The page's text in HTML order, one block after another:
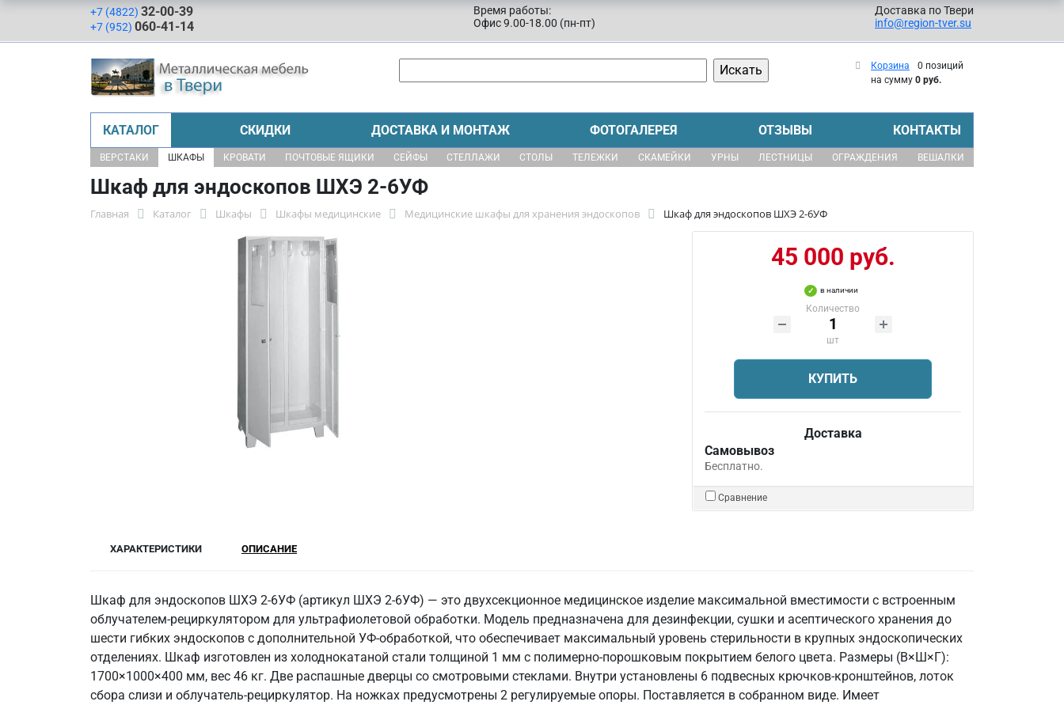
+7 (4822) 32-00-39
+7 (952) 060-41-14
Время работы:
Офис 9.00-18.00 (пн-пт)
Доставка по Твери
info@region-tver.su
Корзина
0 позиций
на сумму 0 руб.
КАТАЛОГ СКИДКИ ДОСТАВКА И МОНТАЖ ФОТОГАЛЕРЕЯ ОТЗЫВЫ КОНТАКТЫ
ВЕРСТАКИ ШКАФЫ КРОВАТИ ПОЧТОВЫЕ ЯЩИКИ СЕЙФЫ СТЕЛЛАЖИ СТОЛЫ ТЕЛЕЖКИ СКАМЕЙКИ УРНЫ ЛЕСТНИЦЫ ОГРАЖДЕНИЯ ВЕШАЛКИ
Шкаф для эндоскопов ШХЭ 2-6УФ
Главная Каталог Шкафы Шкафы медицинские Медицинские шкафы для хранения эндоскопов Шкаф для эндоскопов ШХЭ 2-6УФ
45 000 руб.
в наличии
Количество
шт
КУПИТЬ
Доставка
Самовывоз
Бесплатно.
Сравнение
ХАРАКТЕРИСТИКИ ОПИСАНИЕ
Шкаф для эндоскопов ШХЭ 2-6УФ (артикул ШХЭ 2-6УФ) — это двухсекционное медицинское изделие максимальной вместимости с встроенным
облучателем-рециркулятором для ультрафиолетовой обработки. Модель предназначена для дезинфекции, сушки и асептического хранения до
шести гибких эндоскопов с дополнительной УФ-обработкой, что обеспечивает максимальный уровень стерильности в крупных эндоскопических
отделениях. Шкаф изготовлен из холоднокатаной стали толщиной 1 мм с полимерно-порошковым покрытием белого цвета. Размеры (В×Ш×Г):
1700×1000×400 мм, вес 46 кг. Две распашные дверцы со смотровыми стеклами. Внутри установлены 6 подвесных крючков-кронштейнов, лоток
сбора слизи и облучатель-рециркулятор. На ножках предусмотрены 2 регулируемые опоры. Поставляется в собранном виде. Имеет